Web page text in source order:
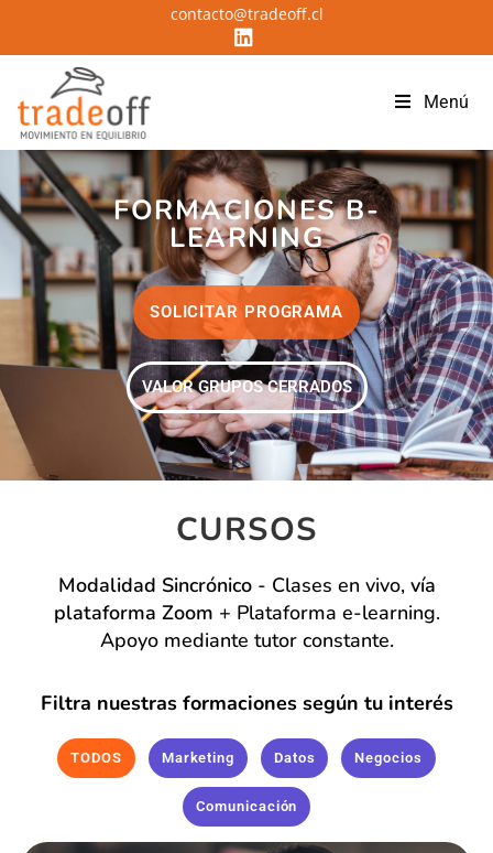
contacto@tradeoff.cl
Menú
FORMACIONES B-
LEARNING
SOLICITAR PROGRAMA
VALOR GRUPOS CERRADOS
CURSOS
Modalidad Sincrónico - Clases en vivo, vía
plataforma Zoom + Plataforma e-learning.
Apoyo mediante tutor constante.
Filtra nuestras formaciones según tu interés
TODOS Marketing Datos Negocios
Comunicación